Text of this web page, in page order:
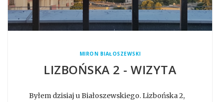
MIRON BIAŁOSZEWSKI
LIZBOŃSKA 2 - WIZYTA
Byłem dzisiaj u Białoszewskiego. Lizbońska 2,